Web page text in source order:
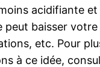
acidifiante et
peut baisser
etc. Pour
à ce idée,